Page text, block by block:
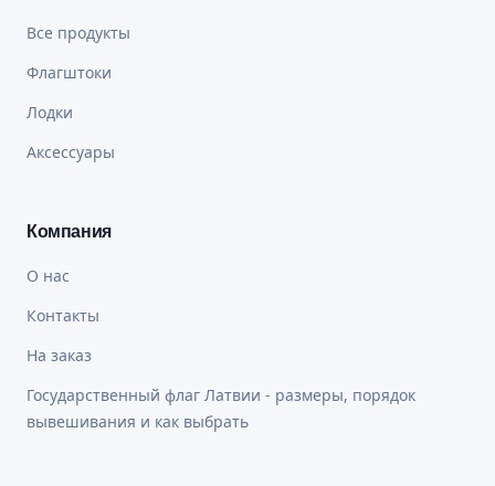
Все продукты
Флагштоки
Лодки
Аксессуары
Компания
О нас
Контакты
На заказ
Государственный флаг Латвии - размеры, порядок
вывешивания и как выбрать